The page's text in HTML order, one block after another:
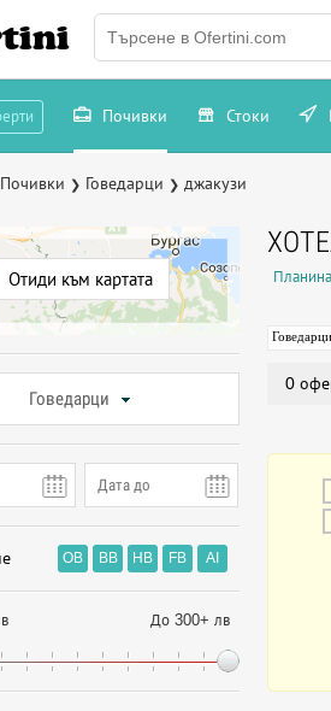
Почивки Стоки
Почивки ❯ Говедарци ❯ джакузи
Отиди към картата
Говедарци
OB BB HB FB AI
До 300+ лв
Говедарци
0